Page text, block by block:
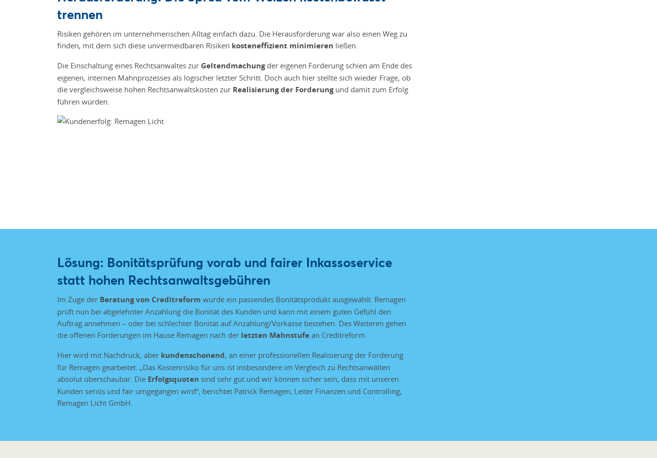
trennen
Risiken gehören im unternehmerischen Alltag einfach dazu. Die Herausforderung war also einen Weg zu
finden, mit dem sich diese unvermeidbaren Risiken kosteneffizient minimieren ließen.
Die Einschaltung eines Rechtsanwaltes zur Geltendmachungder eigenen Forderung schien am Ende des
eigenen, internen Mahnprozesses als logischer letzter Schritt. Doch auch hier stellte sich wieder Frage, ob
die vergleichsweise hohen Rechtsanwaltskosten zur Realisierung der Forderungund damit zum Erfolg
führen würden.
Lösung: Bonitätsprüfung vorab und fairer Inkassoservice
statt hohen Rechtsanwaltsgebühren
Im Zuge der Beratung von Creditreform wurde ein passendes Bonitätsprodukt ausgewählt. Remagen
prüft nun bei abgelehnter Anzahlung die Bonität des Kunden und kann mit einem guten Gefühl den
Auftrag annehmen – oder bei schlechter Bonität auf Anzahlung/Vorkasse bestehen. Des Weiteren gehen
die offenen Forderungen im Hause Remagen nach der letzten Mahnstufe an Creditreform.
Hier wird mit Nachdruck, aber kundenschonend, an einer professionellen Realisierung der Forderung
für Remagen gearbeitet. „Das Kostenrisiko für uns ist insbesondere im Vergleich zu Rechtsanwälten
absolut überschaubar. Die Erfolgsquoten sind sehr gut und wir können sicher sein, dass mit unseren
Kunden seriös und fair umgegangen wird“, berichtet Patrick Remagen, Leiter Finanzen und Controlling,
Remagen Licht GmbH.